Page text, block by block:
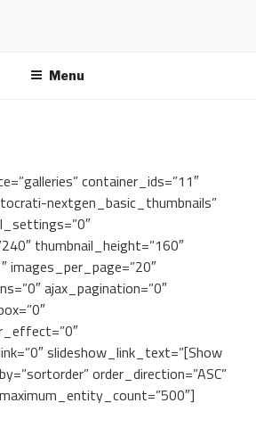
Menu
container_ids=”11″
nextgen_basic_thumbnails”
thumbnail_height=”160″
images_per_page=”20″
ajax_pagination=”0″
slideshow_link_text=”[Show
order_direction=”ASC”